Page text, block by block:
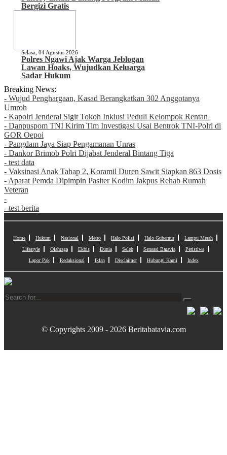
Bergizi Gratis
Selasa, 04 Agustus 2026
Polres Ngawi Ajak Warga Jeblogan
Lawan Hoaks, Wujudkan Keluarga
Sadar Hukum
Breaking News:
- Wujud Penghargaan, Kasad Berangkatkan 302 Anggotanya
Umroh
- Kapolri Jenderal Sigit Tokoh Inklusi Peduli Kelompok Rentan
- Danpuspom TNI Kirim Tim Investigasi Usai Bentrok TNI-Polri di
GOR Oepoi
- Pangdam Jaya Siap Pengamanan Unras
- Dankor Brimob Polri Dijabat Jenderal Bintang Tiga
- test data
- Vaksinasi Anak Tahap 2, Koramil Duren Sawit Siapkan 863 Dosis
- Aparat Pemda Dipimpin Pasiter Kodim Jakpus Rehab Rumah
Veteran
-
- test berita
Home Hukum Nasional Metro Halo Polisi Halo Gubernur
Lampu Merah
Lifestyle
Olahraga Ekbis Dunia Seleb Sensasi Batavia
Peristiwa
Lapor Pak
Redaksional Iklan Disclaimer Hubungi Kami Index
© Copyrights 2009 - 2026 Beritabatavia.com